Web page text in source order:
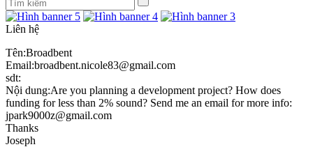
Liên hệ
Tên:Broadbent
Email:broadbent.nicole83@gmail.com
sdt:
Nội dung:Are you planning a development project? How does
funding for less than 2% sound? Send me an email for more info:
jpark9000z@gmail.com
Thanks
Joseph